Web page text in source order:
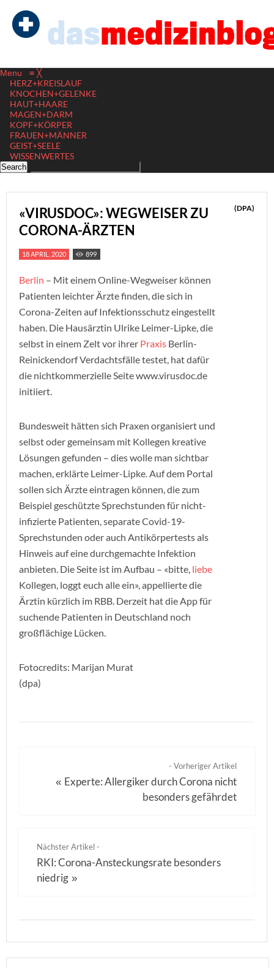
Menu ≡ ╳
HERZ+KREISLAUF
KNOCHEN+GELENKE
HAUT+HAARE
MAGEN+DARM
KOPF+KÖRPER
FRAUEN+MÄNNER
GEIST+SEELE
WISSENWERTES
«VIRUSDOC»: WEGWEISER ZU
CORONA-ÄRZTEN
(DPA)
18 APRIL, 2020 899
Berlin – Mit einem Online-Wegweiser können
Patienten leichter Ärzte finden, die sich in
Corona-Zeiten auf Infektionsschutz eingestellt
haben. Die Hausärztin Ulrike Leimer-Lipke, die
selbst in einem Zelt vor ihrer Praxis Berlin-
Reinickendorf Verdachtsfälle testet, hat dafür
die nichtkommerzielle Seite www.virusdoc.de
initiiert.
Bundesweit hätten sich Praxen organisiert und
selbst oder gemeinsam mit Kollegen kreative
Lösungen gefunden – dies wolle man sichtbar
machen, erklärte Leimer-Lipke. Auf dem Portal
sollen sich Ärzte eintragen können, die zum
Beispiel geschützte Sprechstunden für nicht-
infizierte Patienten, separate Covid-19-
Sprechstunden oder auch Antikörpertests als
Hinweis auf eine durchgemachte Infektion
anbieten. Die Seite ist im Aufbau – «bitte, liebe
Kollegen, loggt euch alle ein», appellierte die
Ärztin kürzlich im RBB. Derzeit hat die App für
suchende Patienten in Deutschland noch
großflächige Lücken.
Fotocredits: Marijan Murat
(dpa)
- Vorheriger Artikel
« Experte: Allergiker durch Corona nicht
besonders gefährdet
Nächster Artikel -
RKI: Corona-Ansteckungsrate besonders
niedrig »